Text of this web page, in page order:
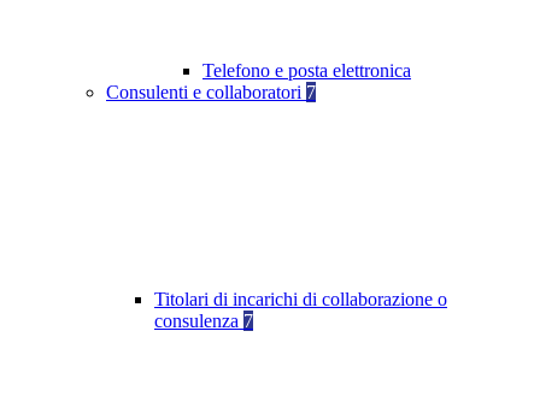
Telefono e posta elettronica
Consulenti e collaboratori 7
Titolari di incarichi di collaborazione o
consulenza 7